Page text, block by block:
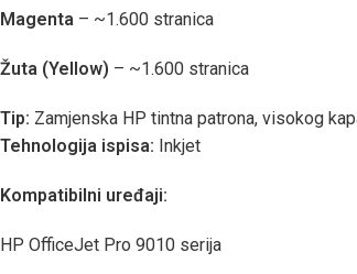
Magenta – ~1.600 stranica
Žuta (Yellow) – ~1.600 stranica
Tip: Zamjenska HP tintna patrona, visokog
Tehnologija ispisa: Inkjet
Kompatibilni uređaji:
HP OfficeJet Pro 9010 serija